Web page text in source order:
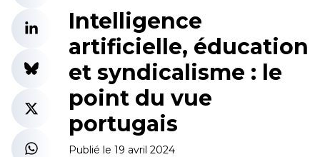
Intelligence
artificielle, éducation
et syndicalisme : le
point du vue
portugais
Publié le 19 avril 2024